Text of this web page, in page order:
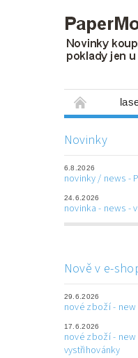
laserem
Napište
Novinky
6.8.2026
novinky / news -
24.6.2026
novinka - news -
Nově v e-
29.6.2026
nové zboží - new
17.6.2026
nové zboží -
vystřihovánky